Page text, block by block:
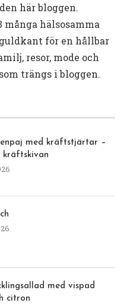
här bloggen.
många hälsosamma
för en hållbar
resor, mode och
trängs i bloggen.
med kräftstjärtar –
med vispad
citron